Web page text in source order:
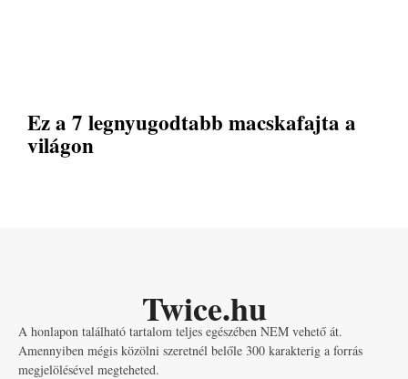
Ez a 7 legnyugodtabb macskafajta a
világon
Twice.hu
A honlapon található tartalom teljes egészében NEM vehető át.
Amennyiben mégis közölni szeretnél belőle 300 karakterig a forrás
megjelölésével megteheted.